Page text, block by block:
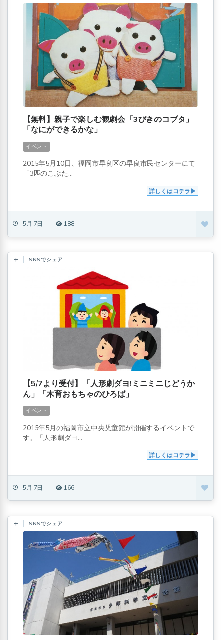
【無料】親子で楽しむ観劇会「3びきのコブタ」
「なにができるかな」
イベント
2015年5月10日、福岡市早良区の早良市民センターにて
「3匹のこぶた...
詳しくはコチラ
5月 7日 188
SNSでシェア
【5/7より受付】「人形劇ダヨ!ミニミニじどうか
ん」「木育おもちゃのひろば」
イベント
2015年5月の福岡市立中央児童館が開催するイベントで
す。「人形劇ダヨ...
詳しくはコチラ
5月 7日 166
SNSでシェア